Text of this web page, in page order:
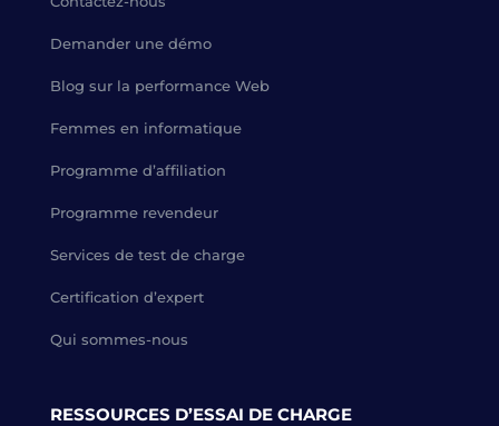
Demander une démo
Blog sur la performance Web
Femmes en informatique
Programme d’affiliation
Programme revendeur
Services de test de charge
Certification d’expert
Qui sommes-nous
RESSOURCES D’ESSAI DE CHARGE